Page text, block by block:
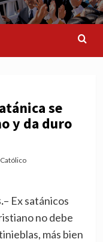
se
y da duro
– Ex satánicos
no debe
más bien